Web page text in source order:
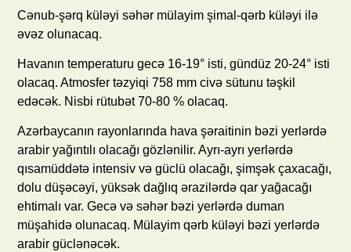
Cənub-şərq küləyi səhər mülayim şimal-qərb küləyi ilə
əvəz olunacaq.
Havanın temperaturu gecə 16-19° isti, gündüz 20-24° isti
olacaq. Atmosfer təzyiqi 758 mm civə sütunu təşkil
edəcək. Nisbi rütubət 70-80 % olacaq.
Azərbaycanın rayonlarında hava şəraitinin bəzi yerlərdə
arabir yağıntılı olacağı gözlənilir. Ayrı-ayrı yerlərdə
qısamüddətə intensiv və güclü olacağı, şimşək çaxacağı,
dolu düşəcəyi, yüksək dağlıq ərazilərdə qar yağacağı
ehtimalı var. Gecə və səhər bəzi yerlərdə duman
müşahidə olunacaq. Mülayim qərb küləyi bəzi yerlərdə
arabir güclənəcək.